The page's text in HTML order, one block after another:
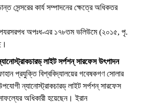
সেন্সরের কার্য সম্পাদনের ক্ষেত্রে অধিকতর
অপঃধ-এর ১৭৮তম ভলিউমে (২০১৫, পৃ.
লাইট সর্পশন্ সারফেস উৎপাদন
প্রযুক্তি বিশ্ববিদ্যালয়ের গবেষকগণ সোলার
ন্যানোস্ট্রাকচারড্ লাইট সর্পশন্ সারফেস
অধিকারী হয়েছেন। ইরান